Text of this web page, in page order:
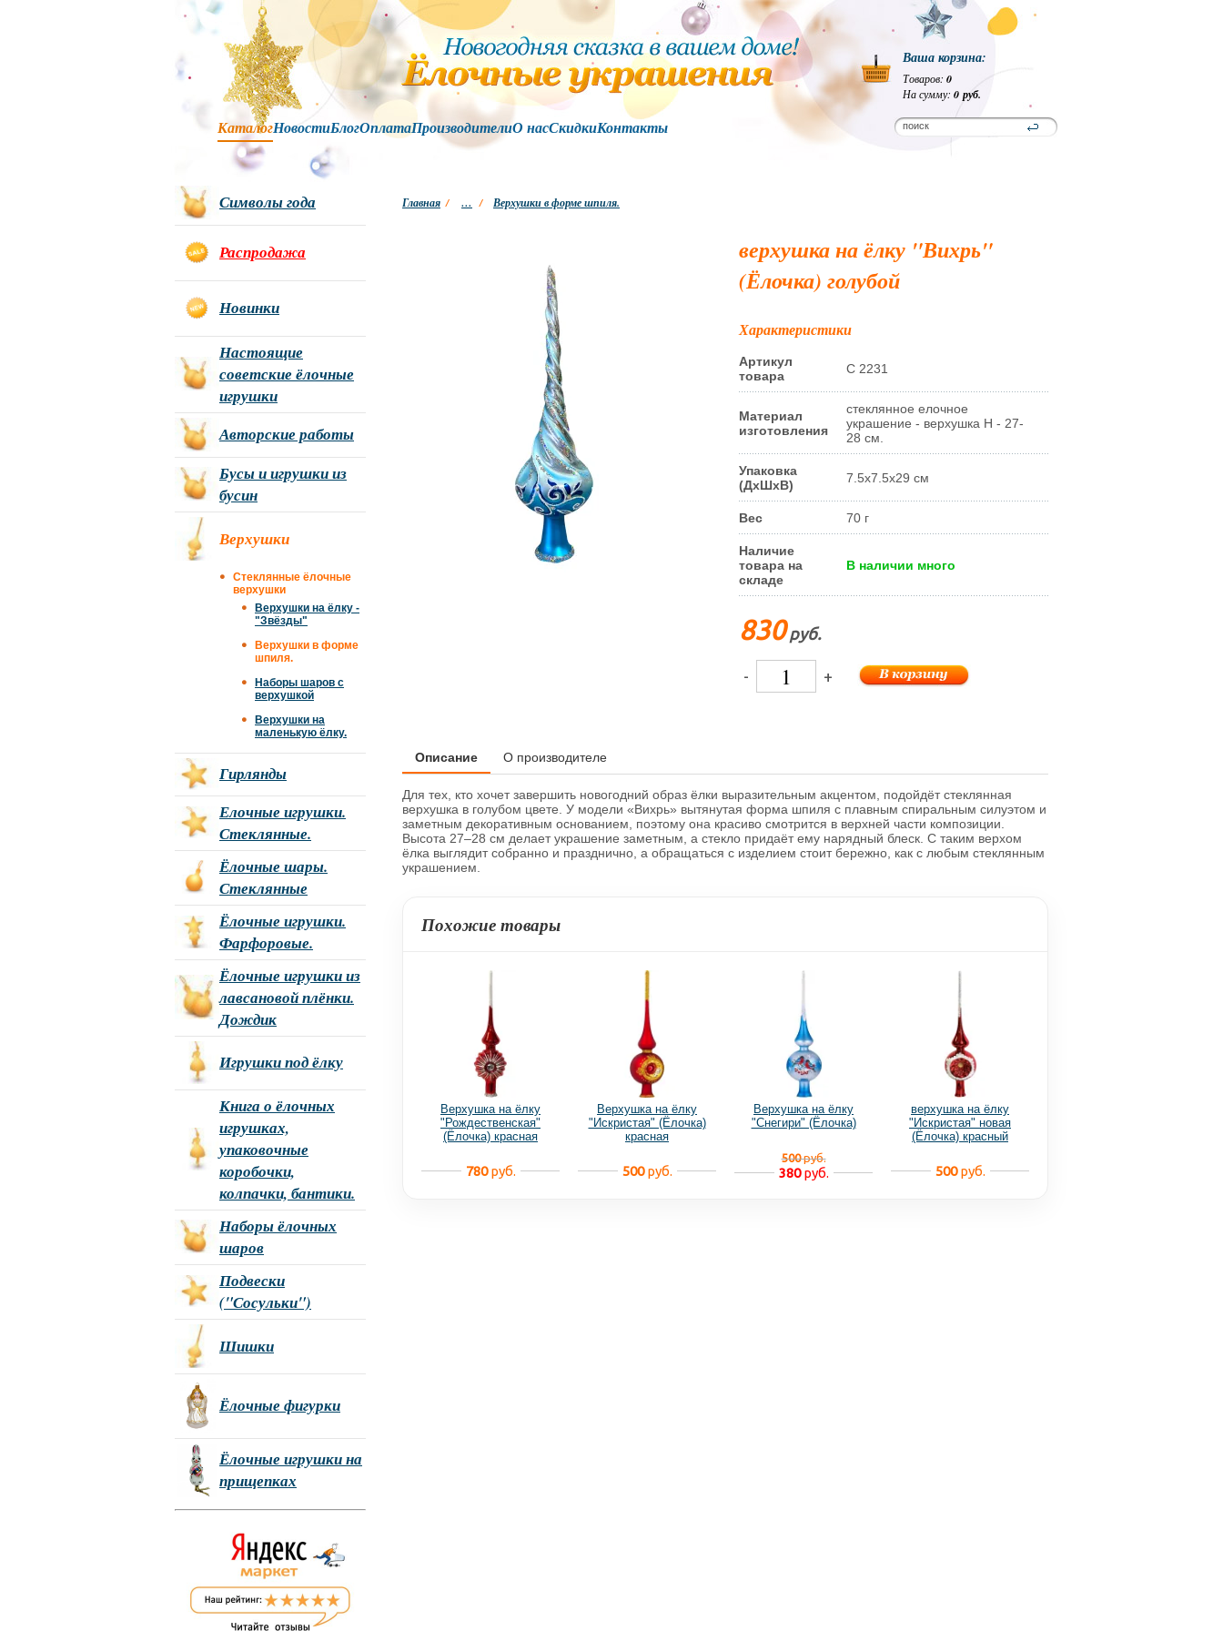
Ваша корзина:
Товаров: 0
На сумму: 0 руб.
КаталогНовостиБлогОплатаПроизводителиО насСкидкиКонтакты
Главная / … / Верхушки в форме шпиля.
верхушка на ёлку "Вихрь"
(Ёлочка) голубой
Характеристики
Артикул
товара
С 2231
Материал
изготовления
стеклянное елочное
украшение - верхушка Н - 27-
28 см.
Упаковка
(ДxШxВ)
7.5x7.5x29 см
Вес 70 г
Наличие
товара на
складе
В наличии много
830руб.
- +
Описание О производителе
Для тех, кто хочет завершить новогодний образ ёлки выразительным акцентом, подойдёт стеклянная
верхушка в голубом цвете. У модели «Вихрь» вытянутая форма шпиля с плавным спиральным силуэтом и
заметным декоративным основанием, поэтому она красиво смотрится в верхней части композиции.
Высота 27–28 см делает украшение заметным, а стекло придаёт ему нарядный блеск. С таким верхом
ёлка выглядит собранно и празднично, а обращаться с изделием стоит бережно, как с любым стеклянным
украшением.
Похожие товары
Верхушка на ёлку
"Рождественская"
(Ёлочка) красная
780руб.
Верхушка на ёлку
"Искристая" (Ёлочка)
красная
500руб.
Верхушка на ёлку
"Снегири" (Ёлочка)
500руб.
380руб.
верхушка на ёлку
"Искристая" новая
(Ёлочка) красный
500руб.
Символы года
Распродажа
Новинки
Настоящие
советские ёлочные
игрушки
Авторские работы
Бусы и игрушки из
бусин
Верхушки
Стеклянные ёлочные
верхушки
Верхушки на ёлку -
"Звёзды"
Верхушки в форме
шпиля.
Наборы шаров с
верхушкой
Верхушки на
маленькую ёлку.
Гирлянды
Елочные игрушки.
Стеклянные.
Ёлочные шары.
Стеклянные
Ёлочные игрушки.
Фарфоровые.
Ёлочные игрушки из
лавсановой плёнки.
Дождик
Игрушки под ёлку
Книга о ёлочных
игрушках,
упаковочные
коробочки,
колпачки, бантики.
Наборы ёлочных
шаров
Подвески
("Сосульки")
Шишки
Ёлочные фигурки
Ёлочные игрушки на
прищепках